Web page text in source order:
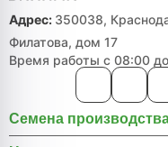
Адрес: 350038,
Филатова, дом 17
Время работы с 08:00
Семена